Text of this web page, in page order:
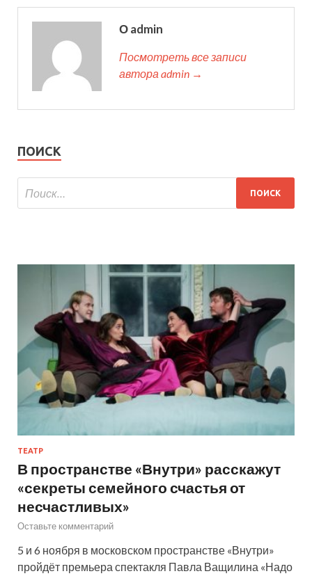
О admin
Посмотреть все записи
автора admin →
ПОИСК
ТЕАТР
В пространстве «Внутри» расскажут
«секреты семейного счастья от
несчастливых»
Оставьте комментарий
5 и 6 ноября в московском пространстве «Внутри»
пройдёт премьера спектакля Павла Ващилина «Надо